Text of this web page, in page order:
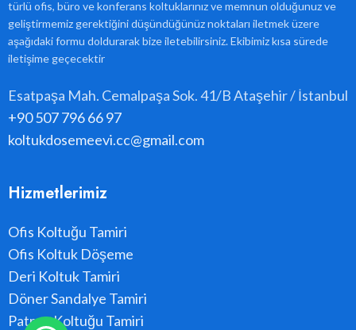
türlü ofis, büro ve konferans koltuklarınız ve memnun olduğunuz ve
geliştirmemiz gerektiğini düşündüğünüz noktaları iletmek üzere
aşağıdaki formu doldurarak bize iletebilirsiniz. Ekibimiz kısa sürede
iletişime geçecektir
Esatpaşa Mah. Cemalpaşa Sok. 41/B Ataşehir / İstanbul
+90 507 796 66 97
koltukdosemeevi.cc@gmail.com
Hizmetlerimiz
Ofis Koltuğu Tamiri
Ofis Koltuk Döşeme
Deri Koltuk Tamiri
Döner Sandalye Tamiri
Patron Koltuğu Tamiri